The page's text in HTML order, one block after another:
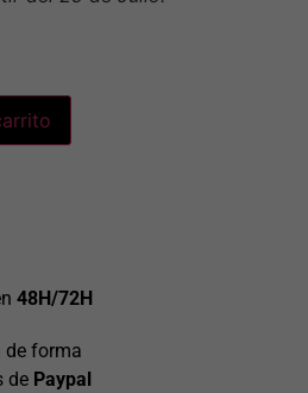
48H/72H
de forma
de Paypal